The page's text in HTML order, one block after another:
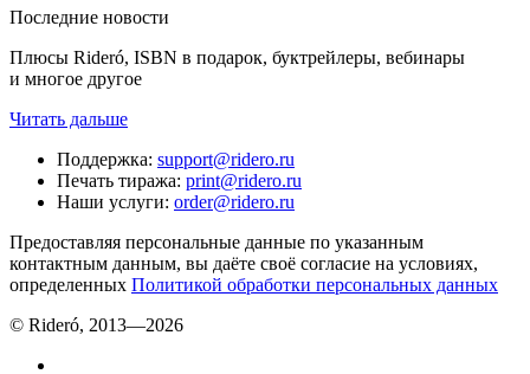
Последние новости
Плюсы Rideró, ISBN в подарок, буктрейлеры, вебинары
и многое другое
Читать дальше
Поддержка: support@ridero.ru
Печать тиража: print@ridero.ru
Наши услуги: order@ridero.ru
Предоставляя персональные данные по указанным
контактным данным, вы даёте своё согласие на условиях,
определенных Политикой обработки персональных данных
© Rideró, 2013—2026